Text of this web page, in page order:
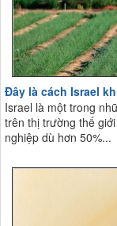
Đây là cách Israel
Israel là một trong
trên thị trường thế
nghiệp dù hơn 50%...